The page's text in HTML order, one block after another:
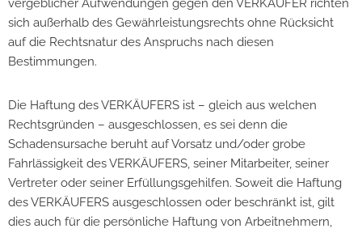
vergeblicher Aufwendungen gegen den VERKÄUFER richten
sich außerhalb des Gewährleistungsrechts ohne Rücksicht
auf die Rechtsnatur des Anspruchs nach diesen
Bestimmungen.
Die Haftung des VERKÄUFERS ist – gleich aus welchen
Rechtsgründen – ausgeschlossen, es sei denn die
Schadensursache beruht auf Vorsatz und/oder grobe
Fahrlässigkeit des VERKÄUFERS, seiner Mitarbeiter, seiner
Vertreter oder seiner Erfüllungsgehilfen. Soweit die Haftung
des VERKÄUFERS ausgeschlossen oder beschränkt ist, gilt
dies auch für die persönliche Haftung von Arbeitnehmern,